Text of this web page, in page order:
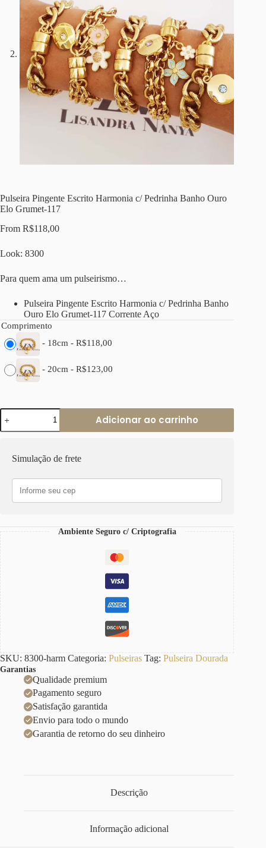
Pulseira Pingente Escrito Harmonia c/ Pedrinha Banho Ouro
Elo Grumet-117
From R$118,00
Look: 8300
Para quem ama um pulseirismo…
Pulseira Pingente Escrito Harmonia c/ Pedrinha Banho
Ouro Elo Grumet-117 Corrente Aço
Comprimento
- 18cm - R$118,00
- 20cm - R$123,00
Pulseira
Pingente
Escrito
Pedrinha
Ouro
Grumet-
Adicionar ao carrinho
Simulação de frete
Ambiente Seguro c/ Criptografia
SKU: 8300-harm Categoria: Pulseiras Tag: Pulseira Dourada
Garantias
Qualidade premium
Pagamento seguro
Satisfação garantida
Envio para todo o mundo
Garantia de retorno do seu dinheiro
Descrição
Informação adicional